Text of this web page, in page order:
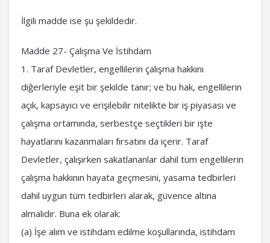
İlgili madde ise şu şekildedir.
Madde 27- Çalışma Ve İstihdam
1. Taraf Devletler, engellilerin çalışma hakkını
diğerleriyle eşit bir şekilde tanır; ve bu hak, engellilerin
açık, kapsayıcı ve erişilebilir nitelikte bir iş piyasası ve
çalışma ortamında, serbestçe seçtikleri bir işte
hayatlarını kazanmaları fırsatını da içerir. Taraf
Devletler, çalışırken sakatlananlar dahil tüm engellilerin
çalışma hakkının hayata geçmesini, yasama tedbirleri
dahil uygun tüm tedbirleri alarak, güvence altına
almalıdır. Buna ek olarak:
(a) İşe alım ve istihdam edilme koşullarında, istihdam